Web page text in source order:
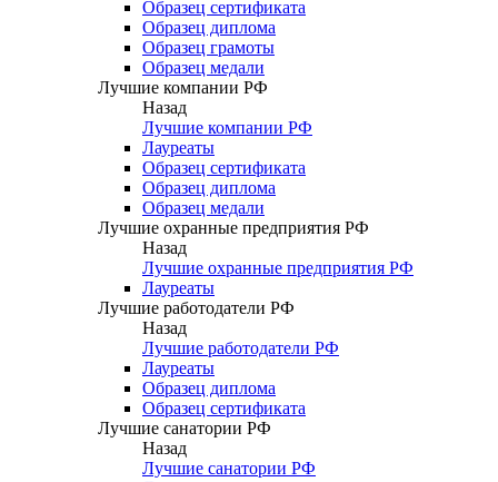
Образец сертификата
Образец диплома
Образец грамоты
Образец медали
Лучшие компании РФ
Назад
Лучшие компании РФ
Лауреаты
Образец сертификата
Образец диплома
Образец медали
Лучшие охранные предприятия РФ
Назад
Лучшие охранные предприятия РФ
Лауреаты
Лучшие работодатели РФ
Назад
Лучшие работодатели РФ
Лауреаты
Образец диплома
Образец сертификата
Лучшие санатории РФ
Назад
Лучшие санатории РФ